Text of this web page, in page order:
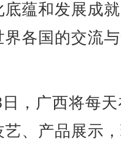
蕴和发展成
各国的交流
广西将每天
艺、产品展示